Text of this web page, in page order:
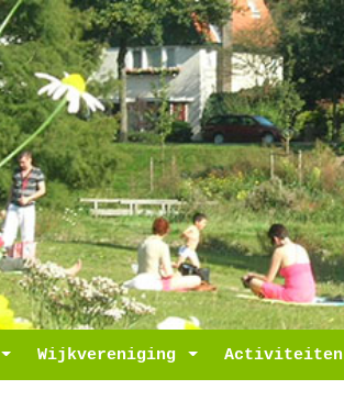
Toggle Dropdown
Wijkvereniging Toggle Dropdown
Activiteiten